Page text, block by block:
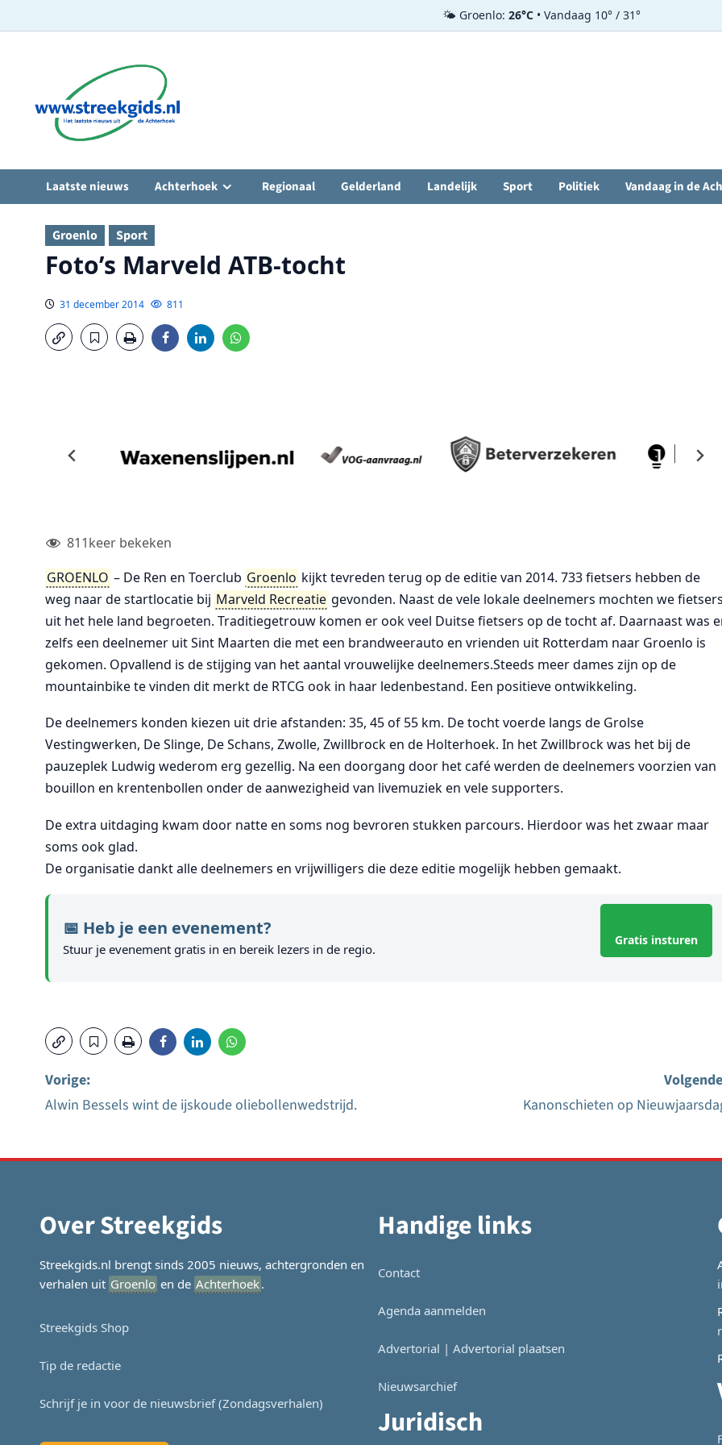
🌤️ Groenlo: 26°C • Vandaag 10° / 31°
inhoud
Laatste nieuws Achterhoek Regionaal Gelderland Landelijk Sport Politiek Vandaag in de
Groenlo Sport
Foto’s Marveld ATB-tocht
31 december 2014 811
811keer bekeken
GROENLO – De Ren en Toerclub Groenlo kijkt tevreden terug op de editie van 2014. 733 fietsers hebben de
weg naar de startlocatie bij Marveld Recreatie gevonden. Naast de vele lokale deelnemers mochten we fietsers
uit het hele land begroeten. Traditiegetrouw komen er ook veel Duitse fietsers op de tocht af. Daarnaast was
zelfs een deelnemer uit Sint Maarten die met een brandweerauto en vrienden uit Rotterdam naar Groenlo is
gekomen. Opvallend is de stijging van het aantal vrouwelijke deelnemers.Steeds meer dames zijn op de
mountainbike te vinden dit merkt de RTCG ook in haar ledenbestand. Een positieve ontwikkeling.
De deelnemers konden kiezen uit drie afstanden: 35, 45 of 55 km. De tocht voerde langs de Grolse
Vestingwerken, De Slinge, De Schans, Zwolle, Zwillbrock en de Holterhoek. In het Zwillbrock was het bij de
pauzeplek Ludwig wederom erg gezellig. Na een doorgang door het café werden de deelnemers voorzien van
bouillon en krentenbollen onder de aanwezigheid van livemuziek en vele supporters.
De extra uitdaging kwam door natte en soms nog bevroren stukken parcours. Hierdoor was het zwaar maar
soms ook glad.
De organisatie dankt alle deelnemers en vrijwilligers die deze editie mogelijk hebben gemaakt.
📅 Heb je een evenement?
Stuur je evenement gratis in en bereik lezers in de regio.
Gratis insturen
navigatie
Vorige:
Alwin Bessels wint de ijskoude oliebollenwedstrijd.
Kanonschieten op
Over Streekgids
Streekgids.nl brengt sinds 2005 nieuws, achtergronden en
verhalen uit Groenlo en de Achterhoek.
Streekgids Shop
Tip de redactie
Schrijf je in voor de nieuwsbrief (Zondagsverhalen)
Handige links
Contact
Agenda aanmelden
Advertorial | Advertorial plaatsen
Nieuwsarchief
Juridisch